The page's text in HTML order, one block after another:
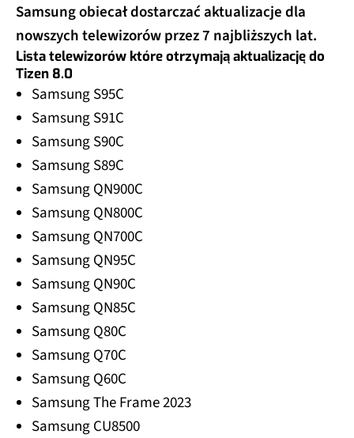
Samsung obiecał dostarczać aktualizacje dla
nowszych telewizorów przez 7 najbliższych lat.
Lista telewizorów które otrzymają aktualizację do
Tizen 8.0
Samsung S95C
Samsung S91C
Samsung S90C
Samsung S89C
Samsung QN900C
Samsung QN800C
Samsung QN700C
Samsung QN95C
Samsung QN90C
Samsung QN85C
Samsung Q80C
Samsung Q70C
Samsung Q60C
Samsung The Frame 2023
Samsung CU8500